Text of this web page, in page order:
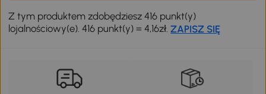
Z tym produktem zdobędziesz 416 punkt(y)
lojalnościowy(e). 416 punkt(y) = 4,16zł.ZAPISZ SIĘ